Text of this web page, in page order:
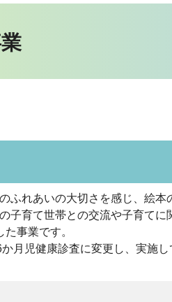
ふれあいの大切さを感じ、絵本
子育て世帯との交流や子育てに
事業です。
月児健康診査に変更し、実施し